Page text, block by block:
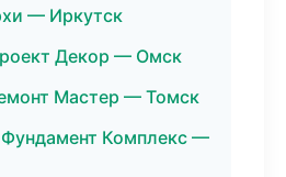
— Иркутск
Декор — Омск
Мастер — Томск
Комплекс —